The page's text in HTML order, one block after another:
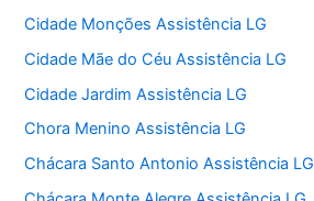
Cidade Monções Assistência LG
Cidade Mãe do Céu Assistência LG
Cidade Jardim Assistência LG
Chora Menino Assistência LG
Chácara Santo Antonio Assistência LG